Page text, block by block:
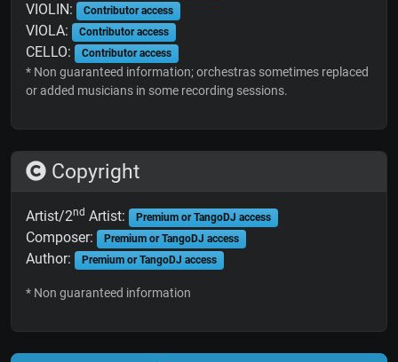
VIOLIN: Contributor access
VIOLA: Contributor access
CELLO: Contributor access
* Non guaranteed information; orchestras sometimes replaced
or added musicians in some recording sessions.
Copyright
Artist/2nd Artist: Premium or TangoDJ access
Composer: Premium or TangoDJ access
Author: Premium or TangoDJ access
* Non guaranteed information